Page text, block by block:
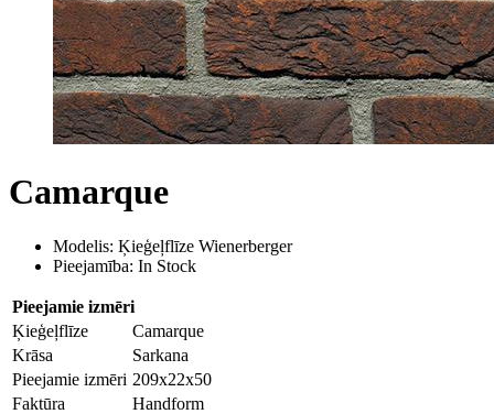
Camarque
Modelis: Ķieģeļflīze Wienerberger
Pieejamība: In Stock
Pieejamie izmēri
Ķieģeļflīze
Camarque
Krāsa
Sarkana
Pieejamie izmēri 209x22x50
Faktūra
Handform